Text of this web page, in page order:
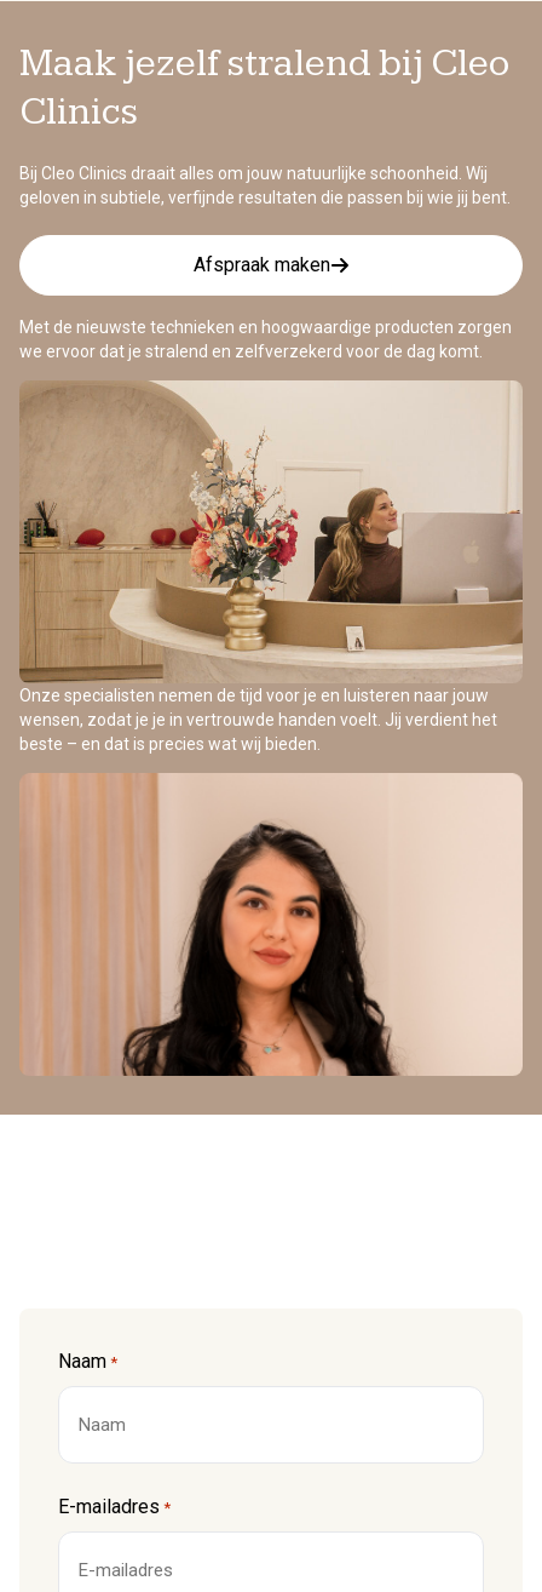
Maak jezelf stralend bij Cleo
Clinics
Bij Cleo Clinics draait alles om jouw natuurlijke schoonheid. Wij
geloven in subtiele, verfijnde resultaten die passen bij wie jij bent.
Afspraak maken
Met de nieuwste technieken en hoogwaardige producten zorgen
we ervoor dat je stralend en zelfverzekerd voor de dag komt.
Onze specialisten nemen de tijd voor je en luisteren naar jouw
wensen, zodat je je in vertrouwde handen voelt. Jij verdient het
beste – en dat is precies wat wij bieden.
Naam *
E-mailadres *